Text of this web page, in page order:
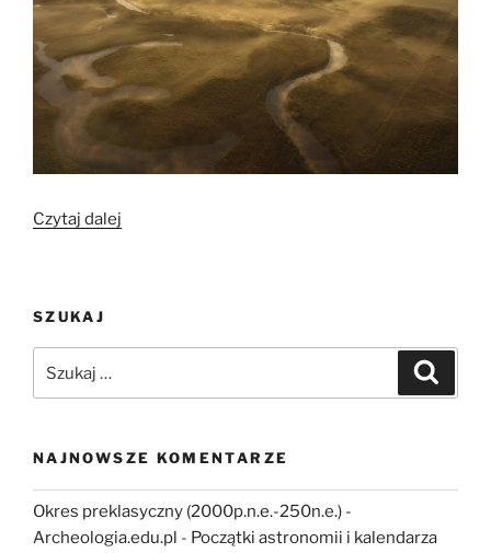
Czytaj dalej
–
SZUKAJ
NAJNOWSZE KOMENTARZE
Okres preklasyczny (2000p.n.e.-250n.e.) -
Archeologia.edu.pl - Początki astronomii i kalendarza